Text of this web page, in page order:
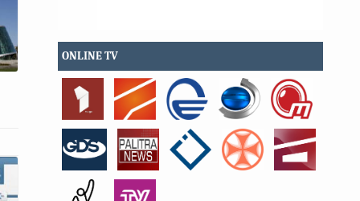
ONLINE TV